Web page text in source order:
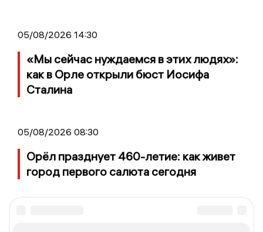
05/08/2026 14:30
«Мы сейчас нуждаемся в этих людях»:
как в Орле открыли бюст Иосифа
Сталина
05/08/2026 08:30
Орёл празднует 460-летие: как живет
город первого салюта сегодня